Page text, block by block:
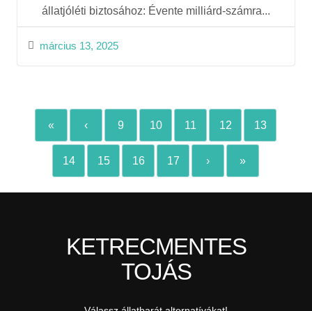
március 13, 2025
állatjóléti biztosához: Évente milliárd-számra...
« ‹ 9 10 11 12 13
14 15 16 17 › »
KETRECMENTES
TOJÁS